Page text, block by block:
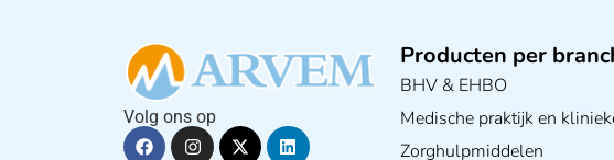
Volg ons op
Producten per
BHV & EHBO
Medische praktijk en
Zorghulpmiddelen